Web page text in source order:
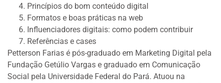
Princípios do bom conteúdo digital
Formatos e boas práticas na web
Influenciadores digitais: como podem contribuir
Referências e cases
Petterson Farias é pós-graduado em Marketing Digital pela
Fundação Getúlio Vargas e graduado em Comunicação
Social pela Universidade Federal do Pará. Atuou na